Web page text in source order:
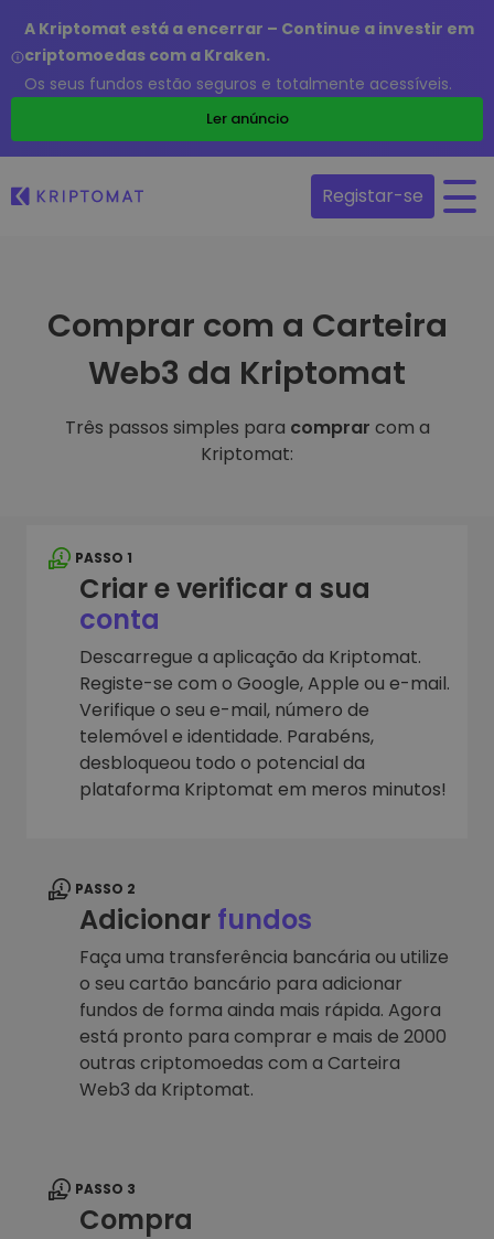
A Kriptomat está a encerrar – Continue a investir em
criptomoedas com a Kraken.
Os seus fundos estão seguros e totalmente acessíveis.
Ler anúncio
Registar-se
Comprar com a Carteira
Web3 da Kriptomat
Três passos simples para comprar com a
Kriptomat:
PASSO 1
Criar e verificar a sua
conta
Descarregue a aplicação da Kriptomat.
Registe-se com o Google, Apple ou e-mail.
Verifique o seu e-mail, número de
telemóvel e identidade. Parabéns,
desbloqueou todo o potencial da
plataforma Kriptomat em meros minutos!
PASSO 2
Adicionar fundos
Faça uma transferência bancária ou utilize
o seu cartão bancário para adicionar
fundos de forma ainda mais rápida. Agora
está pronto para comprar e mais de 2000
outras criptomoedas com a Carteira
Web3 da Kriptomat.
PASSO 3
Compra